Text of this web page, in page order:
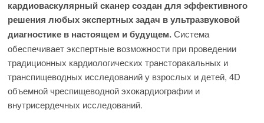
кардиоваскулярный сканер создан для эффективного
решения любых экспертных задач в ультразвуковой
диагностике в настоящем и будущем.Система
обеспечивает экспертные возможности при проведении
традиционных кардиологических трансторакальных и
транспищеводных исследований у взрослых и детей, 4D
объемной чреспищеводной эхокардиографии и
внутрисердечных исследований.